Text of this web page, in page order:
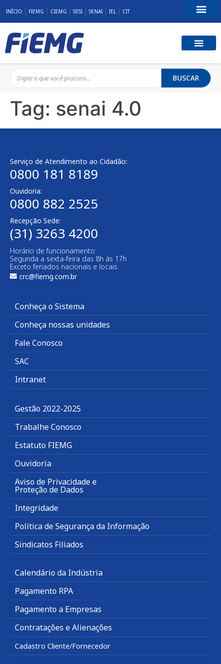
INÍCIO FIEMG CIEMG SESI SENAI IEL CIT
BUSCAR
Tag: senai 4.0
Serviço de Atendimento ao Cidadão:
0800 181 8189
Ouvidoria:
0800 882 2525
Recepção Sede:
(31) 3263 4200
Horário de funcionamento:
Segunda a sexta-feira das 8h às 17h
Exceto feriados nacionais e locais.
crc@fiemg.com.br
Conheça o Sistema
Conheça nossas unidades
Fale Conosco
SAC
Intranet
Gestão 2022-2025
Trabalhe Conosco
Estatuto FIEMG
Ouvidoria
Aviso de Privacidade e
Proteção de Dados
Integridade
Política de Segurança da Informação
Sindicatos Filiados
Calendário da Indústria
Pagamento RPA
Pagamento a Empresas
Contratações e Alienações
Cadastro Cliente/Fornecedor